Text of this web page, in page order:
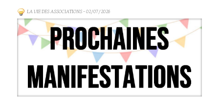
LA VIE DES ASSOCIATIONS- 02/07/2026